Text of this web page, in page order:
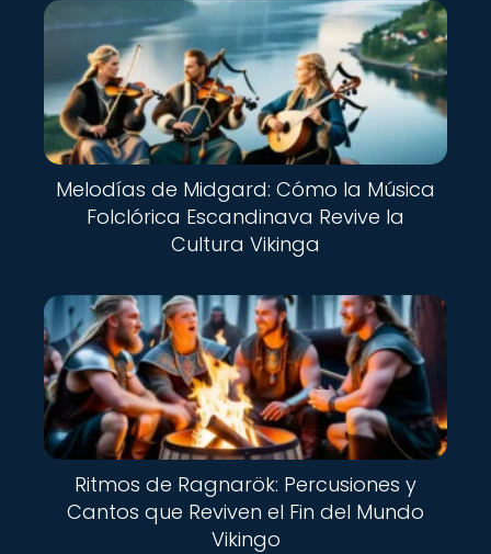
Melodías de Midgard: Cómo la Música
Folclórica Escandinava Revive la
Cultura Vikinga
Ritmos de Ragnarök: Percusiones y
Cantos que Reviven el Fin del Mundo
Vikingo